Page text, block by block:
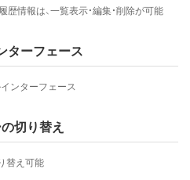
情報は、一覧表示・編集・削除が可能
ターフェース
ンターフェース
切り替え
替え可能